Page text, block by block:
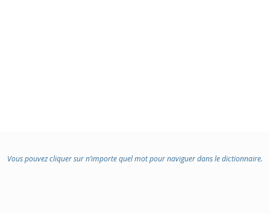
Vous pouvez cliquer sur n’importe quel mot pour naviguer dans le dictionnaire.